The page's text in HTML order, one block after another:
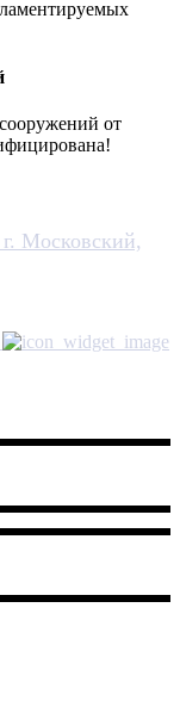
от
Московский,